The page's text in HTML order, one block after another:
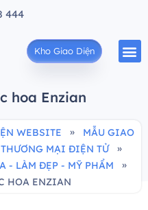
444
Kho Giao Diện
hoa Enzian
WEBSITE »
MẪU GIAO
MẠI ĐIỆN TỬ
»
- LÀM ĐẸP - MỸ PHẨM
»
HOA ENZIAN